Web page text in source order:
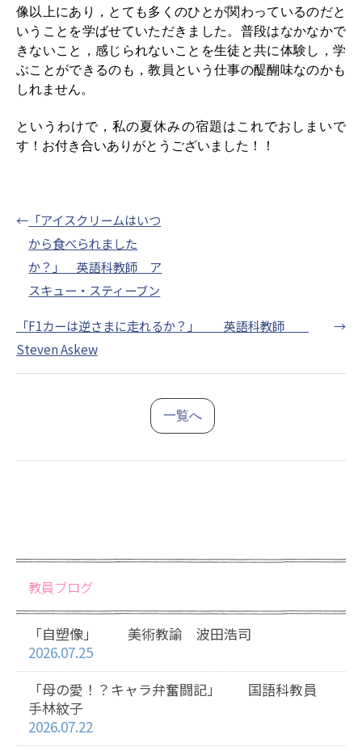
像以上にあり，とても多くのひとが関わっているのだと
いうことを学ばせていただきました。普段はなかなかで
きないこと，感じられないことを生徒と共に体験し，学
ぶことができるのも，教員という仕事の醍醐味なのかも
しれません。
というわけで，私の夏休みの宿題はこれでおしまいで
す！お付き合いありがとうございました！！
← 「アイスクリームはいつ
から食べられました
か？」 英語科教師 ア
スキュー・スティーブン
「F1カーは逆さまに走れるか？」 英語科教師
Steven Askew
→
一覧へ
教員ブログ
「自塑像」 美術教諭 波田浩司
2026.07.25
「母の愛！？キャラ弁奮闘記」 国語科教員
手林紋子
2026.07.22